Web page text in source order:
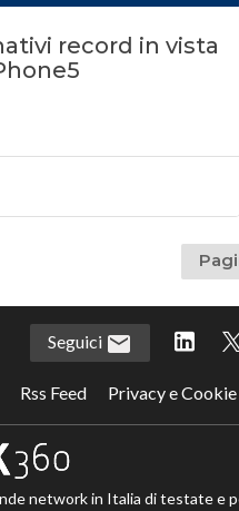
record in vista
Seguici
Rss Feed Privacy e
network in Italia di testate e